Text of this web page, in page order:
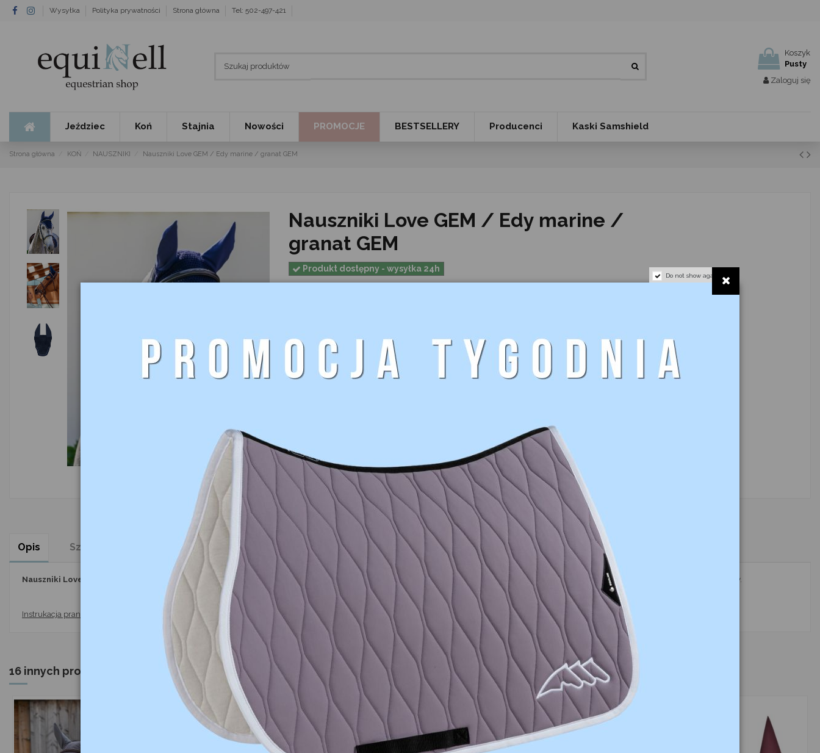
Wysyłka Polityka prywatności Strona główna Tel: 502-497-421
Koszyk
Pusty
Zaloguj się
Jeździec Koń Stajnia Nowości PROMOCJE BESTSELLERY Producenci Kaski Samshield
Strona główna KOŃ NAUSZNIKI Nauszniki Love GEM / Edy marine / granat GEM
Nauszniki Love GEM / Edy marine /
granat GEM
Produkt dostępny - wysyłka 24h
Dodaj do koszyka
Opis Szczegóły produktu Komentarze (0)
Nauszniki Love GEM / Edy z piękną lamówką, którą na całej długości posiada logo GEM w białym kolorze. Nauszniki pasują do granatowego czapraka Love GEM oraz do granatowego czapraka Edy.
Instrukacja prania: prać w pralce w temperaturze 30 stopni. Nie suszyć w suszarce. Nie prasować.
16 innych produktów w tej samej kategorii:
-40,00 zł
Do not show again.